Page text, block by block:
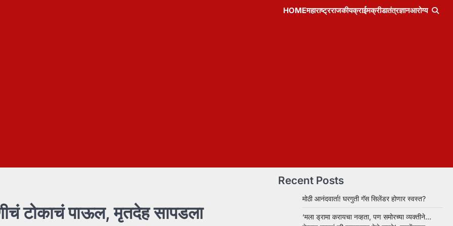
HOMEमहाराष्ट्रराजकीयक्राईमक्रीडातंत्रज्ञानआरोग्य
टोकाचं पाऊल, मृतदेह सापडला
Recent Posts
मोठी आनंदवार्ता! घरगुती गॅस सिलेंडर होणार स्वस्त?
‘मला ड्रामा करायचा नव्हता, पण समोरच्या व्यक्तीने…